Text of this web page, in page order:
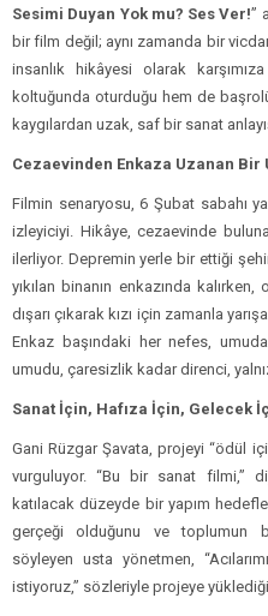
Sesimi Duyan Yok mu? Ses Ver!”
bir film değil; aynı zamanda bir
insanlık hikâyesi olarak
koltuğunda oturduğu hem de
kaygılardan uzak, saf bir sanat
Cezaevinden Enkaza Uzanan Bir
Filmin senaryosu, 6 Şubat sabahı
izleyiciyi. Hikâye, cezaevinde
ilerliyor. Depremin yerle bir ettiği
yıkılan binanın enkazında
dışarı çıkarak kızı için zamanla
Enkaz başındaki her nefes,
umudu, çaresizlik kadar direnci,
Sanat İçin, Hafıza İçin, Gelecek
Gani Rüzgar Şavata, projeyi “ödül
vurguluyor. “Bu bir sanat filmi,”
katılacak düzeyde bir yapım
gerçeği olduğunu ve toplumun
söyleyen usta yönetmen,
istiyoruz,” sözleriyle projeye